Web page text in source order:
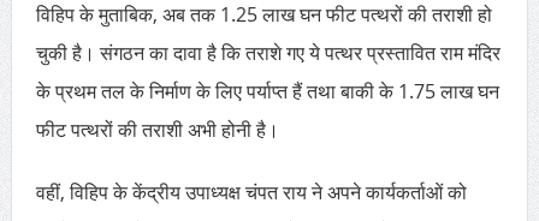
विहिप के मुताबिक, अब तक 1.25 लाख घन फीट पत्थरों की तराशी हो
चुकी है। संगठन का दावा है कि तराशे गए ये पत्थर प्रस्तावित राम मंदिर
के प्रथम तल के निर्माण के लिए पर्याप्त हैं तथा बाकी के 1.75 लाख घन
फीट पत्थरों की तराशी अभी होनी है।
वहीं, विहिप के केंद्रीय उपाध्यक्ष चंपत राय ने अपने कार्यकर्ताओं को